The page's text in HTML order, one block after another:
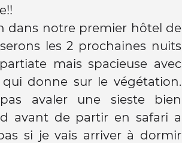
dans notre premier hôtel de
les 2 prochaines nuits
mais spacieuse avec
donne sur le végétation.
avaler une sieste bien
avant de partir en safari a
si je vais arriver à dormir